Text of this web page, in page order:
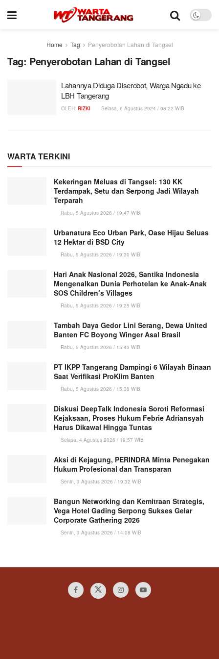
Home Tag Penyerobotan Lahan di Tangsel
Tag: Penyerobotan Lahan di Tangsel
Lahannya Diduga Diserobot, Warga Ngadu ke
LBH Tangerang
OLEH: RIZKI Selasa, 6 Agustus 2024 / 08:22 WIB
WARTA TERKINI
Kekeringan Meluas di Tangsel: 130 KK
Terdampak, Setu dan Serpong Jadi Wilayah
Terparah
Rabu, 5 Agustus 2026 / 19:47 WIB
Urbanatura Eco Urban Park, Oase Hijau Seluas
12 Hektar di BSD City
Rabu, 5 Agustus 2026 / 19:30 WIB
Hari Anak Nasional 2026, Santika Indonesia
Mengenalkan Dunia Perhotelan ke Anak-Anak
SOS Children’s Villages
Rabu, 5 Agustus 2026 / 19:25 WIB
Tambah Daya Gedor Lini Serang, Dewa United
Banten FC Boyong Winger Asal Brasil
Rabu, 5 Agustus 2026 / 15:43 WIB
PT IKPP Tangerang Dampingi 6 Wilayah Binaan
Saat Verifikasi ProKlim Banten
Rabu, 5 Agustus 2026 / 15:38 WIB
Diskusi DeepTalk Indonesia Soroti Reformasi
Kejaksaan, Proses Hukum Febrie Adriansyah
Harus Dikawal Hingga Tuntas
Selasa, 4 Agustus 2026 / 19:57 WIB
Aksi di Kejagung, PERINDRA Minta Penegakan
Hukum Profesional dan Transparan
Senin, 3 Agustus 2026 / 19:32 WIB
Bangun Networking dan Kemitraan Strategis,
Vega Hotel Gading Serpong Sukses Gelar
Corporate Gathering 2026
Senin, 3 Agustus 2026 / 14:08 WIB